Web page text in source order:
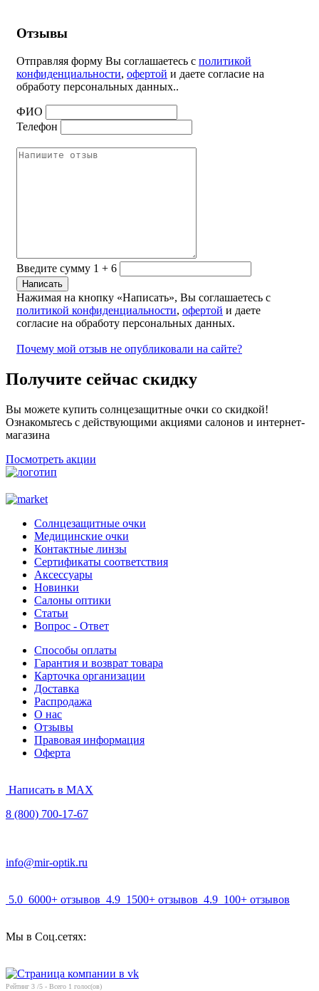
Отзывы
Отправляя форму Вы соглашаетесь с политикой
конфиденциальности, офертой и даете согласие на
обработу персональных данных..
ФИО
Телефон
Введите сумму 1 + 6
Нажимая на кнопку «Написать», Вы соглашаетесь с
политикой конфиденциальности, офертой и даете
согласие на обработу персональных данных.
Почему мой отзыв не опубликовали на сайте?
Получите сейчас скидку
Вы можете купить солнцезащитные очки со скидкой!
Ознакомьтесь с действующими акциями салонов и интернет-
магазина
Посмотреть акции
Солнцезащитные очки
Медицинские очки
Контактные линзы
Сертификаты соответствия
Аксессуары
Новинки
Салоны оптики
Статьи
Вопрос - Ответ
Способы оплаты
Гарантия и возврат товара
Карточка организации
Доставка
Распродажа
О нас
Отзывы
Правовая информация
Оферта
Написать в MAX
8 (800) 700-17-67
info@mir-optik.ru
5.0 6000+ отзывов 4.9 1500+ отзывов 4.9 100+ отзывов
Мы в Соц.сетях:
Рейтинг 3 /5 - Всего 1 голос(ов)